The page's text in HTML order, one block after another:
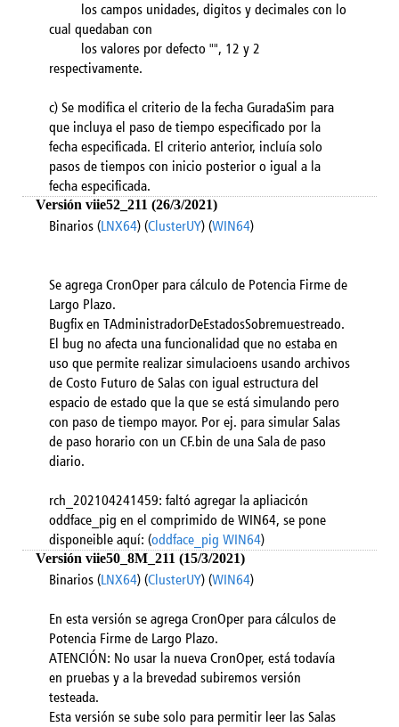
los campos unidades, digitos y decimales con lo
cual quedaban con
los valores por defecto "", 12 y 2
respectivamente.
c) Se modifica el criterio de la fecha GuradaSim para
que incluya el paso de tiempo especificado por la
fecha especificada. El criterio anterior, incluía solo
pasos de tiempos con inicio posterior o igual a la
fecha especificada.
Versión viie52_211 (26/3/2021)
Binarios (LNX64) (ClusterUY) (WIN64)
Se agrega CronOper para cálculo de Potencia Firme de
Largo Plazo.
Bugfix en TAdministradorDeEstadosSobremuestreado.
El bug no afecta una funcionalidad que no estaba en
uso que permite realizar simulacioens usando archivos
de Costo Futuro de Salas con igual estructura del
espacio de estado que la que se está simulando pero
con paso de tiempo mayor. Por ej. para simular Salas
de paso horario con un CF.bin de una Sala de paso
diario.
rch_202104241459: faltó agregar la apliacicón
oddface_pig en el comprimido de WIN64, se pone
disponeible aquí: (oddface_pig WIN64)
Versión viie50_8M_211 (15/3/2021)
Binarios (LNX64) (ClusterUY) (WIN64)
En esta versión se agrega CronOper para cálculos de
Potencia Firme de Largo Plazo.
ATENCIÓN: No usar la nueva CronOper, está todavía
en pruebas y a la brevedad subiremos versión
testeada.
Esta versión se sube solo para permitir leer las Salas